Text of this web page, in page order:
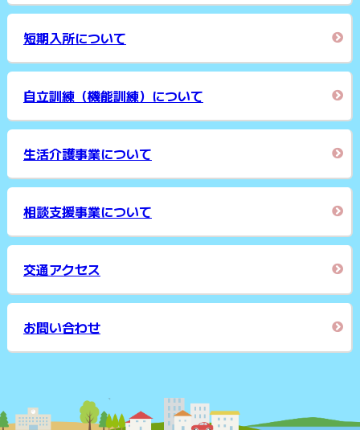
短期入所について
自立訓練（機能訓練）について
生活介護事業について
相談支援事業について
交通アクセス
お問い合わせ